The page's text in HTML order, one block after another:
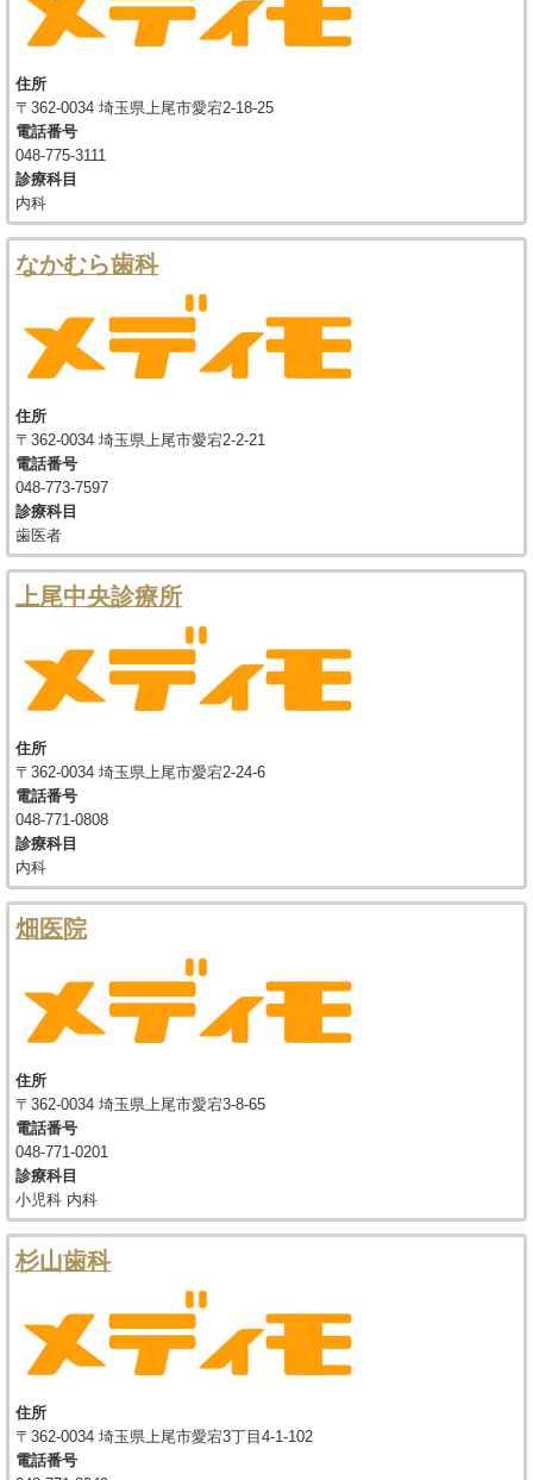
住所
〒362-0034 埼玉県上尾市愛宕2-18-25
電話番号
048-775-3111
診療科目
内科
なかむら歯科
住所
〒362-0034 埼玉県上尾市愛宕2-2-21
電話番号
048-773-7597
診療科目
歯医者
上尾中央診療所
住所
〒362-0034 埼玉県上尾市愛宕2-24-6
電話番号
048-771-0808
診療科目
内科
畑医院
住所
〒362-0034 埼玉県上尾市愛宕3-8-65
電話番号
048-771-0201
診療科目
小児科 内科
杉山歯科
住所
〒362-0034 埼玉県上尾市愛宕3丁目4-1-102
電話番号